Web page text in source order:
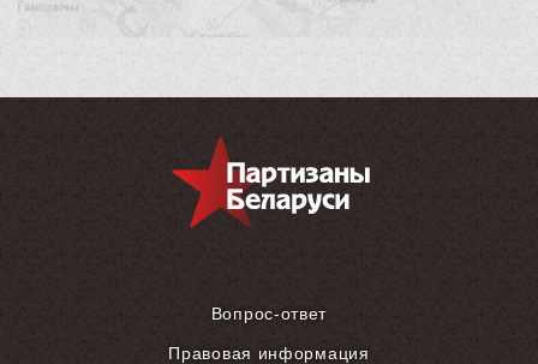
Вопрос-ответ
Правовая информация